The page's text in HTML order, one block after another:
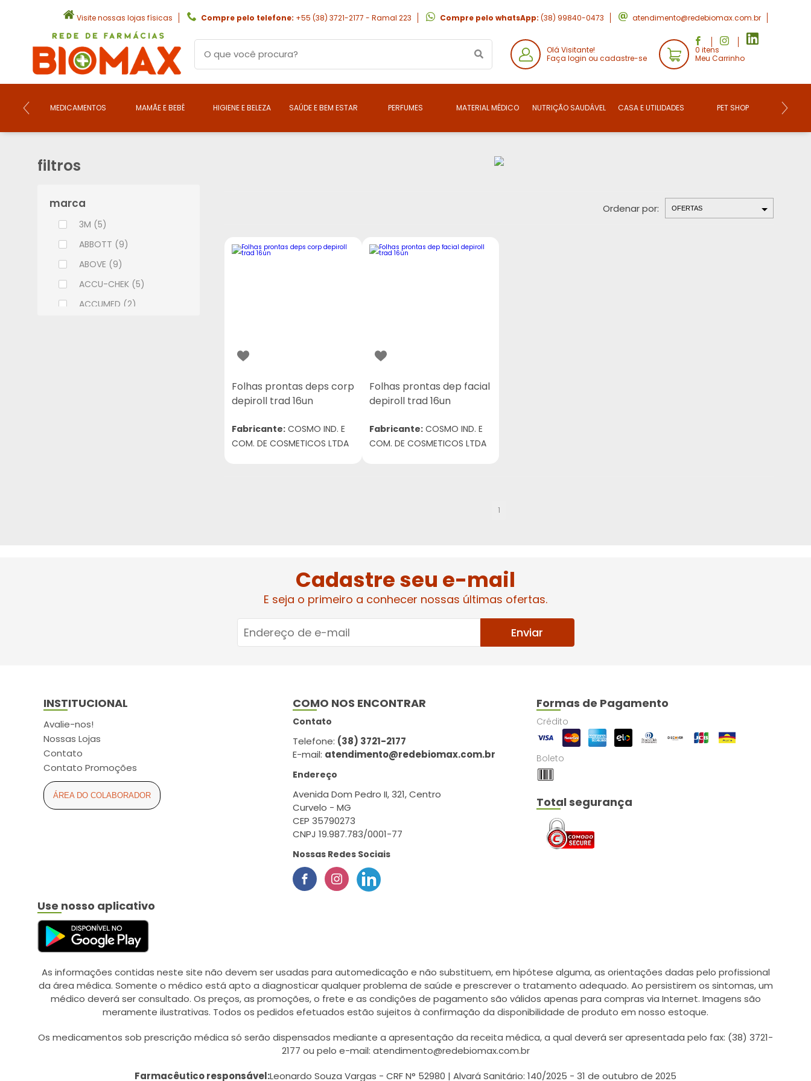
Visite nossas lojas físicas Compre pelo telefone: +55 (38) 3721-2177 - Ramal 223 Compre pelo whatsApp: (38) 99840-0473 atendimento@redebiomax.com.br
Olá Visitante!
Faça login ou cadastre-se
0 itens
Meu Carrinho
MEDICAMENTOS MAMÃE E BEBÊ HIGIENE E BELEZA SAÚDE E BEM ESTAR PERFUMES MATERIAL MÉDICO NUTRIÇÃO SAUDÁVEL CASA E UTILIDADES PET SHOP
filtros
marca
3M (5)
ABBOTT (9)
ABOVE (9)
ACCU-CHEK (5)
ACCUMED (2)
AXE (2)
AYMORE (4)
BABY SEC (6)
BALDACCI (4)
BAUDUCCO (2)
BAUSCH LOMB (1)
BELFAR (9)
BELLA FEMME (2)
BELLESA (4)
BELLIZ (3)
BESINS HEALTHCARE (1)
BESPOKE (13)
BICHO DA SEDA (1)
BIO EXTRATUS (46)
Ordenar por:
Folhas prontas deps corp
depiroll trad 16un
Fabricante: COSMO IND. E
COM. DE COSMETICOS LTDA
Folhas prontas dep facial
depiroll trad 16un
Fabricante:COSMO IND. E
COM. DE COSMETICOS LTDA
1
Cadastre seu e-mail
E seja o primeiro a conhecer nossas últimas ofertas.
Enviar
INSTITUCIONAL
Avalie-nos!
Nossas Lojas
Contato
Contato Promoções
ÁREA DO COLABORADOR
COMO NOS ENCONTRAR
Contato
Telefone: (38) 3721-2177
E-mail: atendimento@redebiomax.com.br
Endereço
Avenida Dom Pedro II, 321, Centro
Curvelo - MG
CEP 35790273
CNPJ 19.987.783/0001-77
Nossas Redes Sociais
Formas de Pagamento
Crédito
Boleto
Total segurança
Use nosso aplicativo
As informações contidas neste site não devem ser usadas para automedicação e não substituem, em hipótese alguma, as orientações dadas pelo profissional
da área médica. Somente o médico está apto a diagnosticar qualquer problema de saúde e prescrever o tratamento adequado. Ao persistirem os sintomas, um
médico deverá ser consultado. Os preços, as promoções, o frete e as condições de pagamento são válidos apenas para compras via Internet. Imagens são
meramente ilustrativas. Todos os pedidos efetuados estão sujeitos à confirmação da disponibilidade de produto em nosso estoque.
Os medicamentos sob prescrição médica só serão dispensados mediante a apresentação da receita médica, a qual deverá ser apresentada pelo fax: (38) 3721-
2177 ou pelo e-mail: atendimento@redebiomax.com.br
Farmacêutico responsável:Leonardo Souza Vargas - CRF N° 52980 | Alvará Sanitário: 140/2025 - 31 de outubro de 2025